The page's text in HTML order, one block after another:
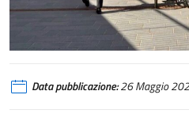
Data pubblicazione:26 Maggio